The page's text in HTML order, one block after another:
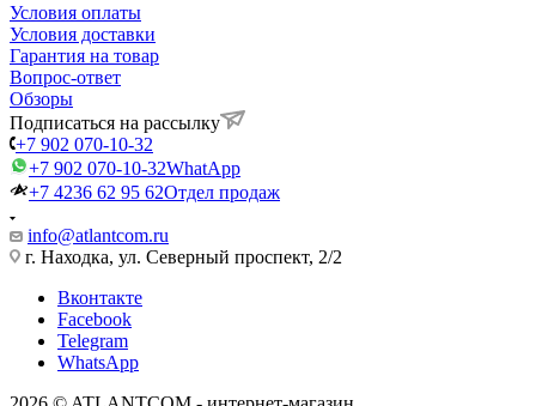
Условия оплаты
Условия доставки
Гарантия на товар
Вопрос-ответ
Обзоры
Подписаться на рассылку
+7 902 070-10-32
+7 902 070-10-32WhatApp
+7 4236 62 95 62Отдел продаж
info@atlantcom.ru
г. Находка, ул. Северный проспект, 2/2
Вконтакте
Facebook
Telegram
WhatsApp